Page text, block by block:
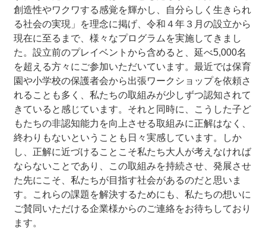
創造性やワクワする感覚を輝かし、自分らしく生きられ
る社会の実現」を理念に掲げ、令和４年３月の設立から
現在に至るまで、様々なプログラムを実施してきまし
た。設立前のプレイベントから含めると、延べ5,000名
を超える方々にご参加いただいています。最近では保育
園や小学校の保護者会から出張ワークショップを依頼さ
れることも多く、私たちの取組みが少しずつ認知されて
きていると感じています。それと同時に、こうした子ど
もたちの非認知能力を向上させる取組みに正解はなく、
終わりもないということも日々実感しています。しか
し、正解に近づけることこそ私たち大人が考えなければ
ならないことであり、この取組みを持続させ、発展させ
た先にこそ、私たちが目指す社会があるのだと思いま
す。これらの課題を解決するためにも、私たちの想いに
ご賛同いただける企業様からのご連絡をお待ちしており
ます。